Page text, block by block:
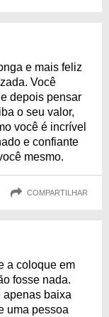
e mais feliz
Você
depois pensar
o seu valor,
você é incrível
e confiante
mesmo.
COMPARTILHAR
a coloque em
fosse nada.
apenas baixa
uma pessoa